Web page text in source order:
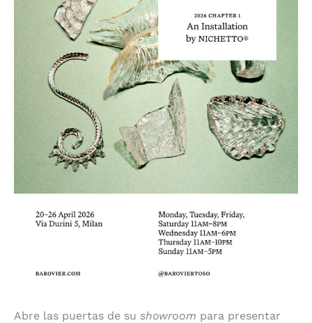
Abre las puertas de su showroom para presentar